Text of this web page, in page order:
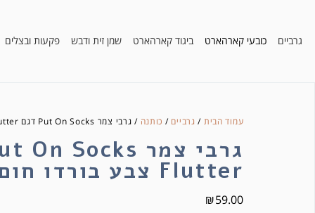
פקעות ובצלים שמן זית ודבש ביגוד קארהארט כובעי קארהארט גרביים
עמוד הבית / גרביים / כותנה / גרבי צמר Put On Socks דגם Flutter צבע בורדו חום
Flutter צבע בורדו חום
₪59.00